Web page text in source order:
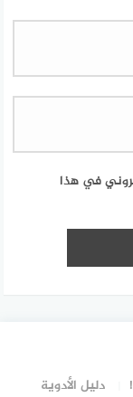
في هذا
دليل الأدوية